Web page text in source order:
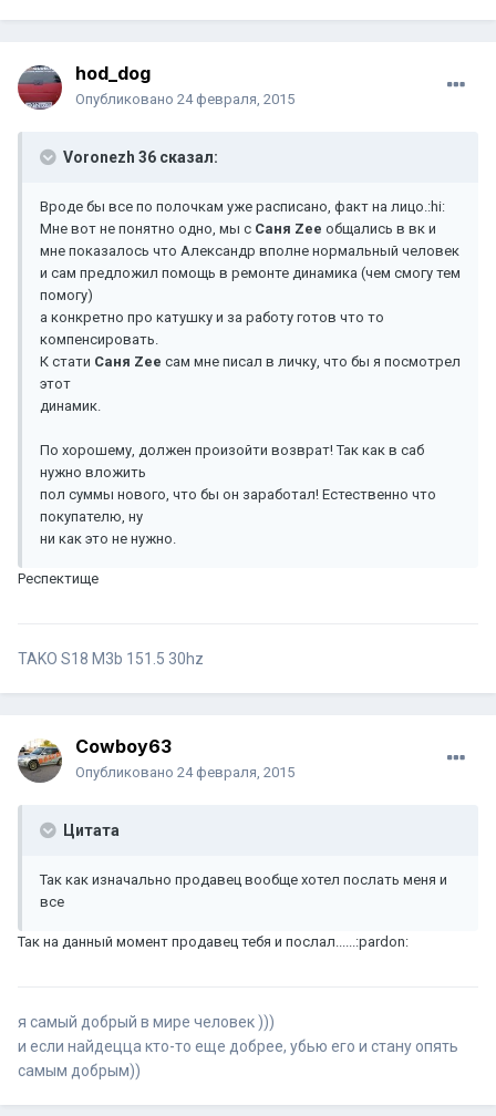
hod_dog
Опубликовано 24 февраля, 2015
Voronezh 36 сказал:
Вроде бы все по полочкам уже расписано, факт на лицо.:hi:
Мне вот не понятно одно, мы с Саня Zee общались в вк и
мне показалось что Александр вполне нормальный человек
и сам предложил помощь в ремонте динамика (чем смогу тем
помогу)
а конкретно про катушку и за работу готов что то
компенсировать.
К стати Саня Zee сам мне писал в личку, что бы я посмотрел
этот
динамик.
По хорошему, должен произойти возврат! Так как в саб
нужно вложить
пол суммы нового, что бы он заработал! Естественно что
покупателю, ну
ни как это не нужно.
Респектище
TAKO S18 M3b 151.5 30hz
Cowboy63
Опубликовано 24 февраля, 2015
Цитата
Так как изначально продавец вообще хотел послать меня и
все
Так на данный момент продавец тебя и послал......:pardon:
я самый добрый в мире человек )))
и если найдецца кто-то еще добрее, убью его и стану опять
самым добрым))